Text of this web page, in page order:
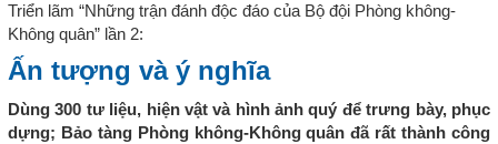
Triển lãm “Những trận đánh độc đáo của Bộ đội Phòng không-
Không quân” lần 2:
Ấn tượng và ý nghĩa
Dùng 300 tư liệu, hiện vật và hình ảnh quý để trưng bày, phục
dựng; Bảo tàng Phòng không-Không quân đã rất thành công